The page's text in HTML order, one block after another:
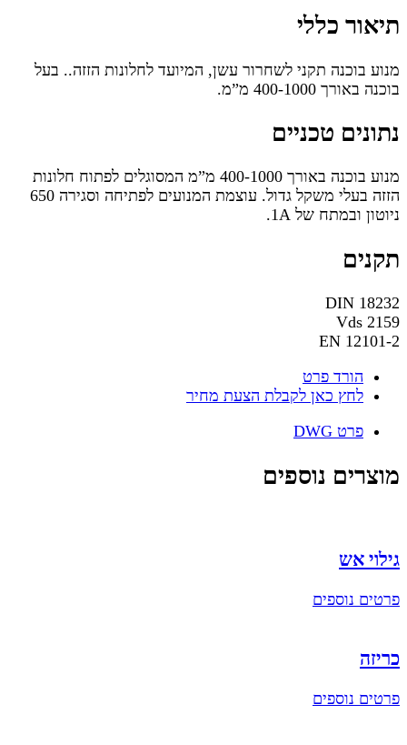
תיאור כללי
מנוע בוכנה תקני לשחרור עשן, המיועד לחלונות הזזה.. בעל
בוכנה באורך 400-1000 מ”מ.
נתונים טכניים
מנוע בוכנה באורך 400-1000 מ”מ המסוגלים לפתוח חלונות
הזזה בעלי משקל גדול. עוצמת המנועים לפתיחה וסגירה 650
ניוטון ובמתח של 1A.
תקנים
DIN 18232
Vds 2159
EN 12101-2
הורד פרט
לחץ כאן לקבלת הצעת מחיר
פרט DWG
מוצרים נוספים
גילוי אש
פרטים נוספים
כריזה
פרטים נוספים